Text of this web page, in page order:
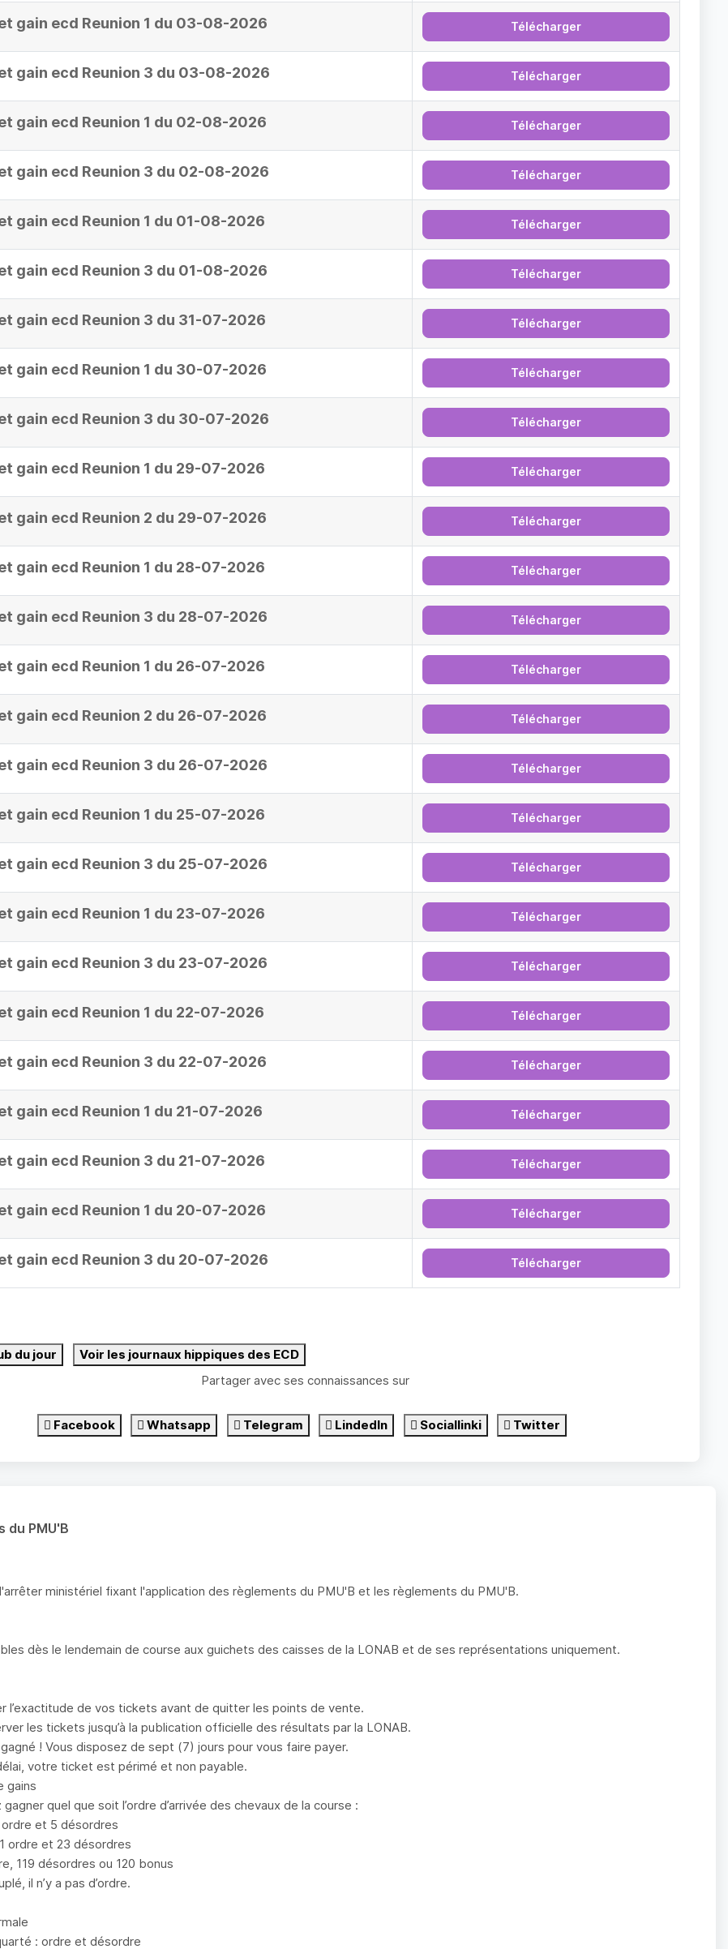
gain ecd Reunion 1 du 03-08-2026 Télécharger
gain ecd Reunion 3 du 03-08-2026 Télécharger
gain ecd Reunion 1 du 02-08-2026 Télécharger
gain ecd Reunion 3 du 02-08-2026 Télécharger
gain ecd Reunion 1 du 01-08-2026 Télécharger
gain ecd Reunion 3 du 01-08-2026 Télécharger
gain ecd Reunion 3 du 31-07-2026 Télécharger
gain ecd Reunion 1 du 30-07-2026 Télécharger
gain ecd Reunion 3 du 30-07-2026 Télécharger
gain ecd Reunion 1 du 29-07-2026 Télécharger
gain ecd Reunion 2 du 29-07-2026 Télécharger
gain ecd Reunion 1 du 28-07-2026 Télécharger
gain ecd Reunion 3 du 28-07-2026 Télécharger
gain ecd Reunion 1 du 26-07-2026 Télécharger
gain ecd Reunion 2 du 26-07-2026 Télécharger
gain ecd Reunion 3 du 26-07-2026 Télécharger
gain ecd Reunion 1 du 25-07-2026 Télécharger
gain ecd Reunion 3 du 25-07-2026 Télécharger
gain ecd Reunion 1 du 23-07-2026 Télécharger
gain ecd Reunion 3 du 23-07-2026 Télécharger
gain ecd Reunion 1 du 22-07-2026 Télécharger
gain ecd Reunion 3 du 22-07-2026 Télécharger
gain ecd Reunion 1 du 21-07-2026 Télécharger
gain ecd Reunion 3 du 21-07-2026 Télécharger
gain ecd Reunion 1 du 20-07-2026 Télécharger
gain ecd Reunion 3 du 20-07-2026 Télécharger
du jour
Voir les journaux hippiques des ECD
Partager avec ses connaissances sur
Facebook Whatsapp Telegram LindedIn Sociallinki Twitter
du PMU'B
ministériel fixant l'application des règlements du PMU'B et les règlements du PMU'B.
dès le lendemain de course aux guichets des caisses de la LONAB et de ses représentations uniquement.
l’exactitude de vos tickets avant de quitter les points de vente.
les tickets jusqu’à la publication officielle des résultats par la LONAB.
! Vous disposez de sept (7) jours pour vous faire payer.
votre ticket est périmé et non payable.
gains
quel que soit l’ordre d’arrivée des chevaux de la course :
ordre et 5 désordres
ordre et 23 désordres
119 désordres ou 120 bonus
il n’y a pas d’ordre.
: ordre et désordre